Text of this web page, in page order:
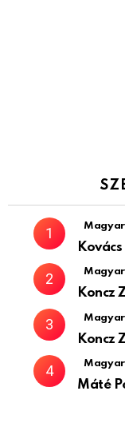
Magyar
Magyar
Koncz
Magyar
Koncz
Magyar
Máté